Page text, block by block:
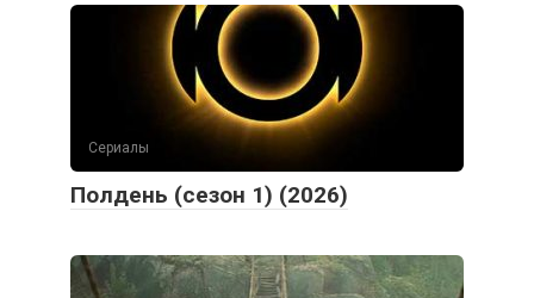
Сериалы
Полдень (сезон 1) (2026)